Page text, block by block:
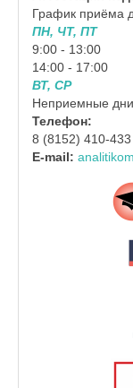
График приёма
ПН, ЧТ, ПТ
9:00 - 13:00
14:00 - 17:00
ВТ, СР
Неприемные дни
Телефон:
8 (8152) 410-433
E-mail: